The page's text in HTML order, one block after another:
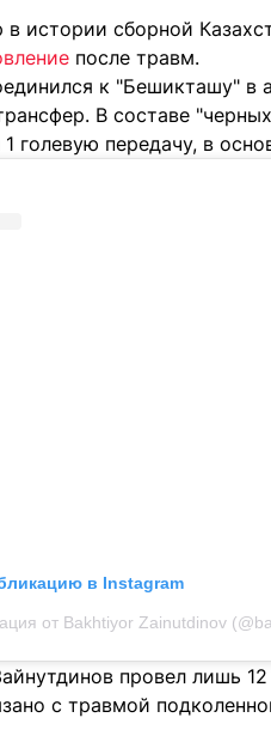
истории сборной
после травм.
к "Бешикташу" в
В составе
1 голевую передачу, в
в Instagram
от Bakhtiyor Zainutdinov
провел лишь
с травмой